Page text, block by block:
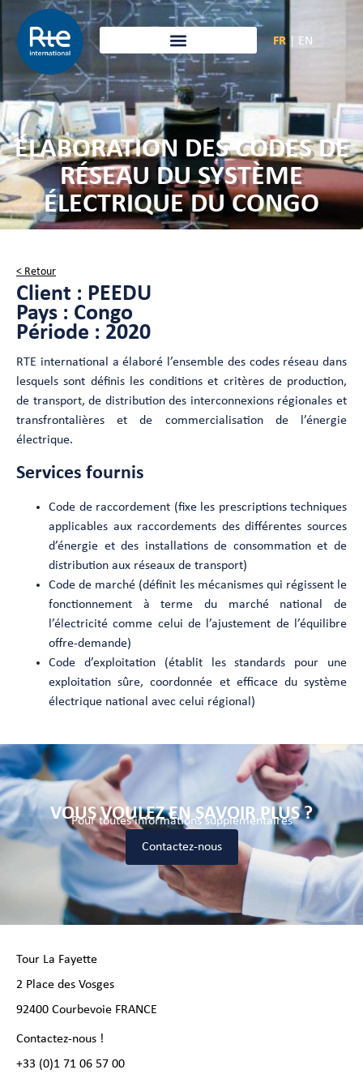
FR EN
ÉLABORATION DES CODES DE
RÉSEAU DU SYSTÈME
ÉLECTRIQUE DU CONGO
< Retour
Client : PEEDU
Pays : Congo
Période : 2020
RTE international a élaboré l’ensemble des codes réseau dans
lesquels sont définis les conditions et critères de production,
de transport, de distribution des interconnexions régionales et
transfrontalières et de commercialisation de l’énergie
électrique.
Services fournis
Code de raccordement (fixe les prescriptions techniques
applicables aux raccordements des différentes sources
d’énergie et des installations de consommation et de
distribution aux réseaux de transport)
Code de marché (définit les mécanismes qui régissent le
fonctionnement à terme du marché national de
l’électricité comme celui de l’ajustement de l’équilibre
offre-demande)
Code d’exploitation (établit les standards pour une
exploitation sûre, coordonnée et efficace du système
électrique national avec celui régional)
VOUS VOULEZ EN SAVOIR PLUS ?
Pour toutes informations supplémentaires
Contactez-nous
Tour La Fayette
2 Place des Vosges
92400 Courbevoie FRANCE
Contactez-nous !
+33 (0)1 71 06 57 00